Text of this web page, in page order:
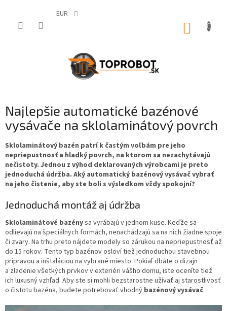
EUR
Najlepšie automatické bazénové
vysávače na sklolaminátový povrch
Sklolaminátový bazén patrí k častým voľbám pre jeho
nepriepustnosť a hladký povrch, na ktorom sa nezachytávajú
nečistoty. Jednou z výhod deklarovaných výrobcami je preto
jednoduchá údržba. Aký automatický bazénový vysávač vybrať
na jeho čistenie, aby ste boli s výsledkom vždy spokojní?
Jednoduchá montáž aj údržba
Sklolaminátové bazénysa vyrábajú v jednom kuse. Keďže sa
odlievajú na špeciálnych formách, nenachádzajú sa na nich žiadne spoje
či zvary. Na trhu preto nájdete modely so zárukou na nepriepustnosť až
do 15 rokov. Tento typ bazénov osloví tiež jednoduchou stavebnou
prípravou a inštaláciou na vybrané miesto. Pokiaľ dbáte o dizajn
a zladenie všetkých prvkov v exteriéri vášho domu, iste oceníte tiež
ich luxusný vzhľad. Aby ste si mohli bezstarostne užívať aj starostlivosť
o čistotu bazéna, budete potrebovať vhodný bazénový vysávač.